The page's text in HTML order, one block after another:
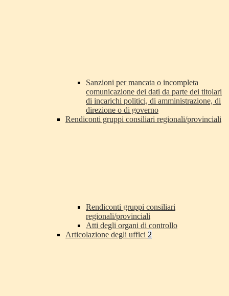
Sanzioni per mancata o incompleta
comunicazione dei dati da parte dei titolari
di incarichi politici, di amministrazione, di
direzione o di governo
Rendiconti gruppi consiliari regionali/provinciali
Rendiconti gruppi consiliari
regionali/provinciali
Atti degli organi di controllo
Articolazione degli uffici 2